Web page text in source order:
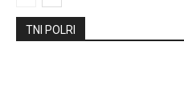
TNI POLRI